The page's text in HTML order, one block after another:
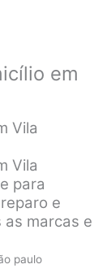
em
Vila
Vila
para
e
marcas e